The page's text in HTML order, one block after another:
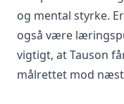
og mental styrke.
også være
vigtigt, at Tauson
målrettet mod